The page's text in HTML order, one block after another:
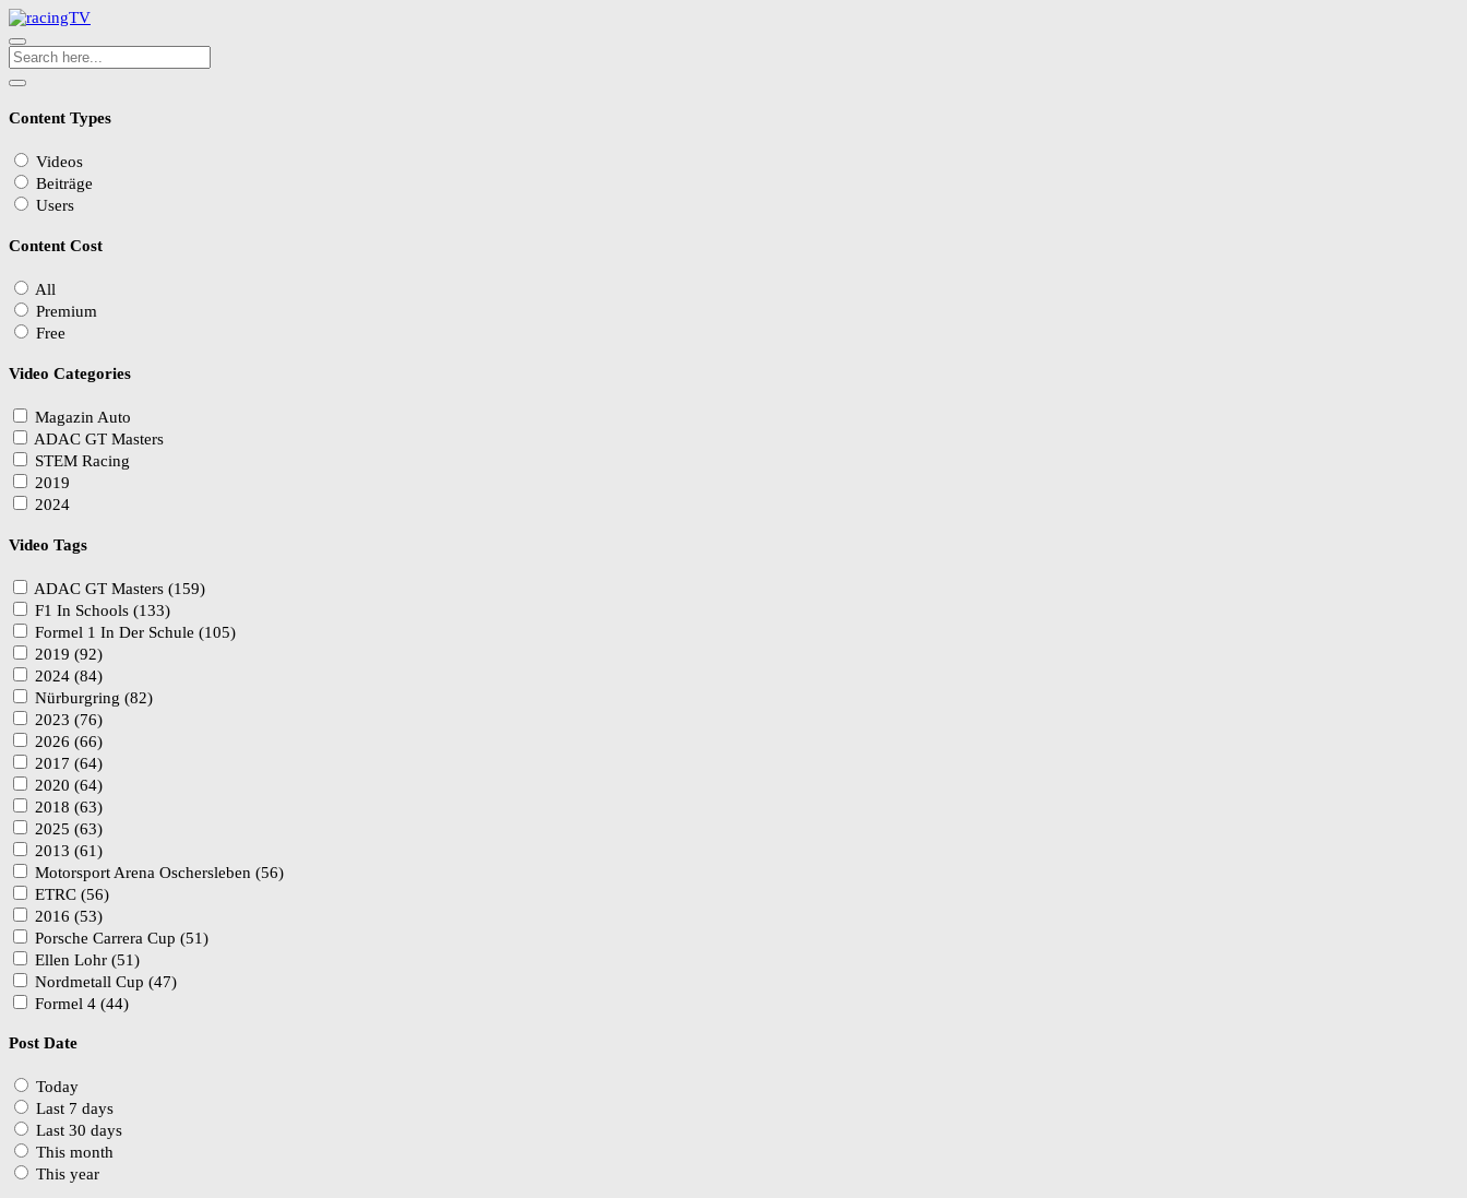
Content Types
Videos
Beiträge
Users
Content Cost
All
Premium
Free
Video Categories
Magazin Auto
ADAC GT Masters
STEM Racing
2019
2024
Video Tags
ADAC GT Masters (159)
F1 In Schools (133)
Formel 1 In Der Schule (105)
2019 (92)
2024 (84)
Nürburgring (82)
2023 (76)
2026 (66)
2017 (64)
2020 (64)
2018 (63)
2025 (63)
2013 (61)
Motorsport Arena Oschersleben (56)
ETRC (56)
2016 (53)
Porsche Carrera Cup (51)
Ellen Lohr (51)
Nordmetall Cup (47)
Formel 4 (44)
Post Date
Today
Last 7 days
Last 30 days
This month
This year